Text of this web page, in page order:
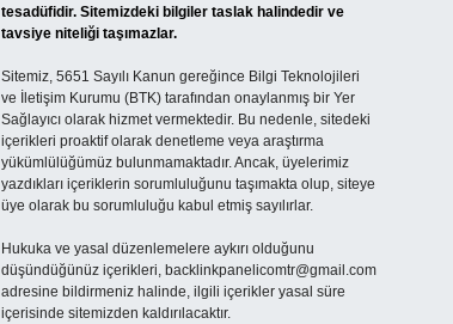
tesadüfidir. Sitemizdeki bilgiler taslak halindedir ve
tavsiye niteliği taşımazlar.
Sitemiz, 5651 Sayılı Kanun gereğince Bilgi Teknolojileri
ve İletişim Kurumu (BTK) tarafından onaylanmış bir Yer
Sağlayıcı olarak hizmet vermektedir. Bu nedenle, sitedeki
içerikleri proaktif olarak denetleme veya araştırma
yükümlülüğümüz bulunmamaktadır. Ancak, üyelerimiz
yazdıkları içeriklerin sorumluluğunu taşımakta olup, siteye
üye olarak bu sorumluluğu kabul etmiş sayılırlar.
Hukuka ve yasal düzenlemelere aykırı olduğunu
düşündüğünüz içerikleri, backlinkpanelicomtr@gmail.com
adresine bildirmeniz halinde, ilgili içerikler yasal süre
içerisinde sitemizden kaldırılacaktır.